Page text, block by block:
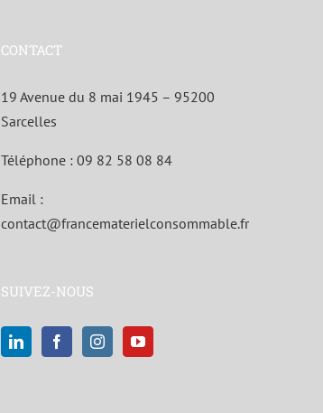
CONTACT
19 Avenue du 8 mai 1945 – 95200
Sarcelles
Téléphone : 09 82 58 08 84
Email :
contact@francematerielconsommable.fr
SUIVEZ-NOUS